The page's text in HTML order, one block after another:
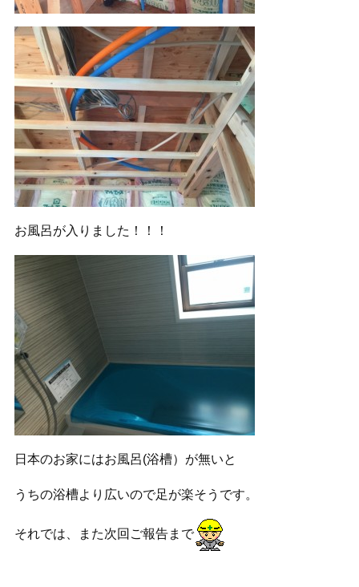
お風呂が入りました！！！
日本のお家にはお風呂(浴槽）が無いと
うちの浴槽より広いので足が楽そうです。
それでは、また次回ご報告まで